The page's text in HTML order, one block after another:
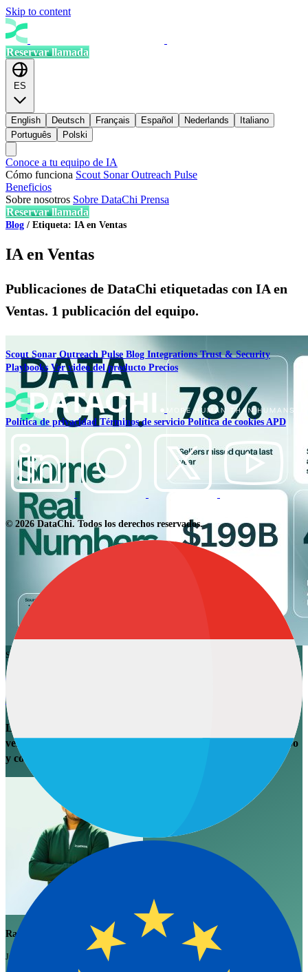
Skip to content
Reservar llamada
ES
English Deutsch Français Español Nederlands
Italiano
Português
Polski
Conoce a tu equipo de IA
Cómo funciona Scout SonarOutreach Pulse
Beneficios
Sobre nosotros Sobre DataChi Prensa
Reservar llamada
Blog / Etiqueta: IA en Ventas
IA en Ventas
Publicaciones de DataChi etiquetadas con IA en
Ventas. 1 publicación del equipo.
Sales
Tu equipo de ventas trabaja duro, pero no está
vendendo
La productividad de ventas se hunde: los representantes
venden menos de 3 horas al día. Descubre a dónde va su tempo
y cómo los agentes de IA lo recuperan.
Rai Chadee
Jun 4, 2026
Scout Sonar Outreach Pulse Blog IntegrationsTrust & Security
Playbooks Ver video del producto Precios
Política de privacidad Términos de servicioPolítica de cookies APD
© 2026 DataChi. Todos los derechos reservados.